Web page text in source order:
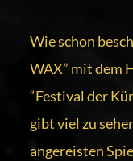
Wie schon
WAX” mit dem
“Festival der
gibt viel zu
angereisten